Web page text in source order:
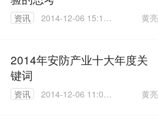
资讯
2014-12-06 15:13:
黄亮
2014年安防产业十大年度关
键词
资讯
2014-12-06 11:09:
黄亮